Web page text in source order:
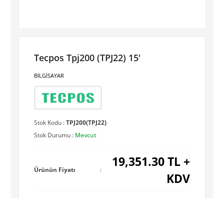
Tecpos Tpj200 (TPJ22) 15'
BİLGİSAYAR
Stok Kodu :TPJ200(TPJ22)
Stok Durumu : Mevcut
Ürünün Fiyatı :
19,351.30TL +
KDV